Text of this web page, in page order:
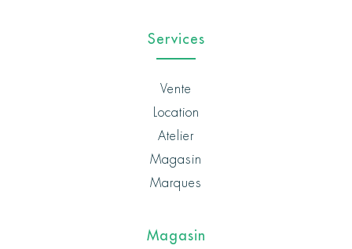
Services
Vente
Location
Atelier
Magasin
Marques
Magasin